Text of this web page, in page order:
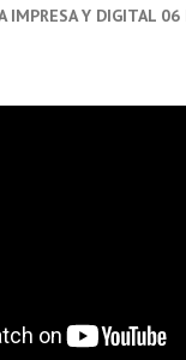
IMPRESA Y DIGITAL 06